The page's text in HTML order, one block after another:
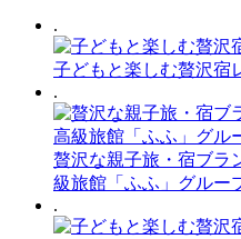
.
子どもと楽しむ贅沢宿
.
贅沢な親子旅・宿ブラ
級旅館「ふふ」グルー
.